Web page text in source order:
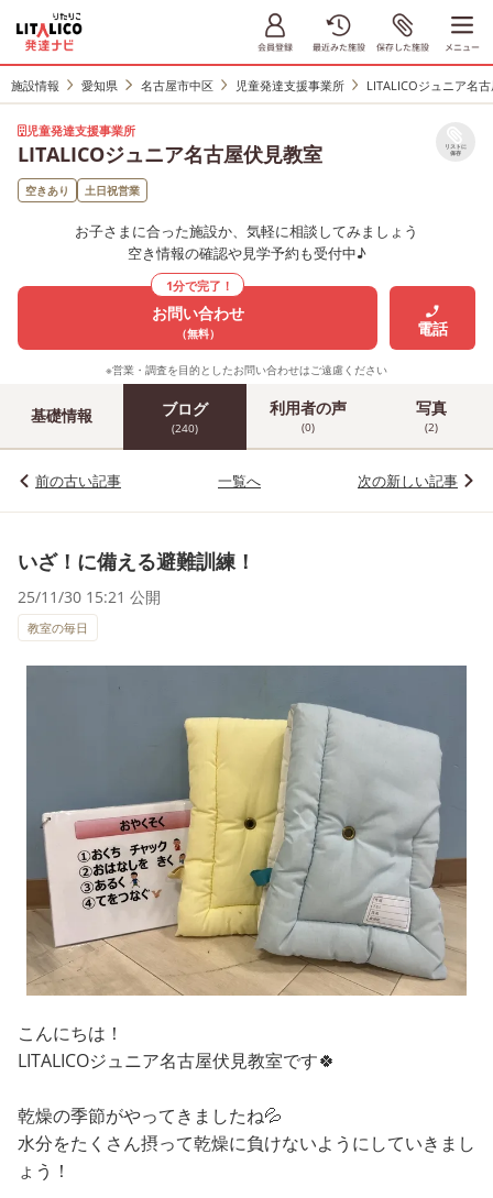
施設情報 愛知県 名古屋市中区 児童発達支援事業所 LITALICOジュニア名
児童発達支援事業所
LITALICOジュニア名古屋伏見教室 リストに
保存
空きあり 土日祝営業
お子さまに合った施設か、気軽に相談してみましょう
空き情報の確認や見学予約も受付中♪
1分で完了！
お問い合わせ
（無料） 電話
※営業・調査を目的としたお問い合わせはご遠慮ください
基礎情報 ブログ
(240)
利用者の声
(0)
写真
(2)
前の古い記事 一覧へ 次の新しい記事
いざ！に備える避難訓練！
25/11/30 15:21 公開
教室の毎日
こんにちは！
LITALICOジュニア名古屋伏見教室です🍀
乾燥の季節がやってきましたね💦
水分をたくさん摂って乾燥に負けないようにしていきまし
ょう！